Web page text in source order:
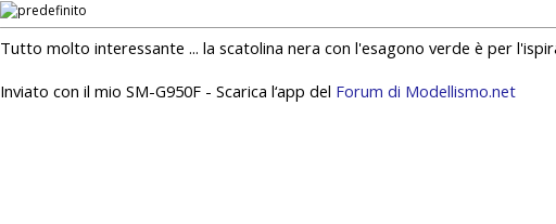
Tutto molto interessante ... la scatolina nera con l'esagono verde è per
Inviato con il mio SM-G950F - Scarica l‘app del Forum di Modellismo.net